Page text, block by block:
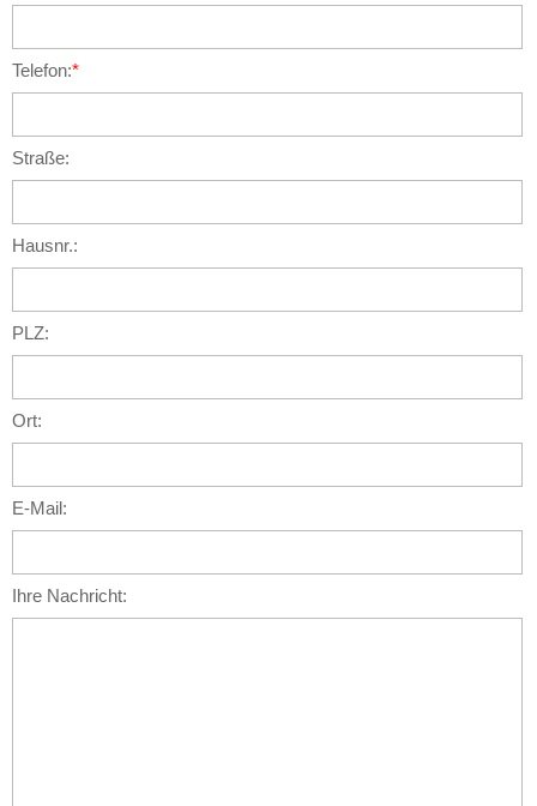
Telefon:*
Straße:
Hausnr.:
PLZ:
Ort:
E-Mail:
Ihre Nachricht: